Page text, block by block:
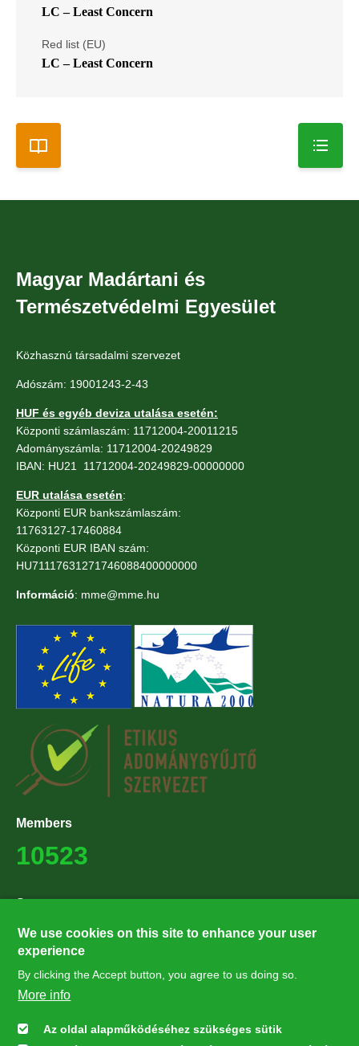
LC – Least Concern
Red list (EU)
LC – Least Concern
Magyar Madártani és
Természetvédelmi Egyesület
Közhasznú társadalmi szervezet
Adószám: 19001243-2-43
HUF és egyéb deviza utalása esetén:
Központi számlaszám: 11712004-20011215
Adományszámla: 11712004-20249829
IBAN: HU21 11712004-20249829-00000000
EUR utalása esetén:
Központi EUR bankszámlaszám:
11763127-17460884
Központi EUR IBAN szám:
HU71117631271746088400000000
Információ: mme@mme.hu
Members
10523
Supporters
27224
Hírlevél feliratkozás
We use cookies on this site to enhance your user
experience
By clicking the Accept button, you agree to us doing so.
More info
Az oldal alapműködéséhez szükséges sütik